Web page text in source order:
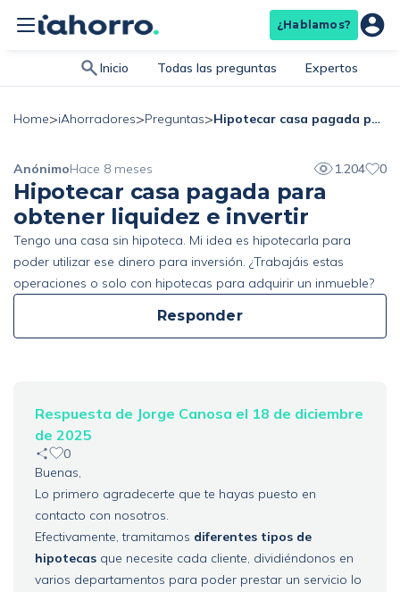
¿Hablamos?
Inicio Todas las preguntas Expertos
Home>iAhorradores>Preguntas> Hipotecar casa pagada para obtener liquidez e invertir
AnónimoHace 8 meses 1.204 0
Hipotecar casa pagada para
obtener liquidez e invertir
Tengo una casa sin hipoteca. Mi idea es hipotecarla para
poder utilizar ese dinero para inversión. ¿Trabajáis estas
operaciones o solo con hipotecas para adquirir un inmueble?
Responder
Respuesta de Jorge Canosa el 18 de diciembre
de 2025
0
Buenas,
Lo primero agradecerte que te hayas puesto en
contacto con nosotros.
Efectivamente, tramitamos diferentes tipos de
hipotecas que necesite cada cliente, dividiéndonos en
varios departamentos para poder prestar un servicio lo